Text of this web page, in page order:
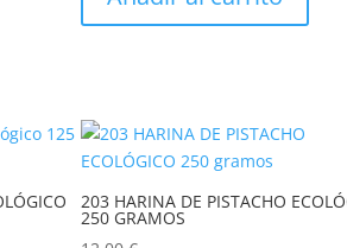
203 HARINA DE PISTACHO
250 GRAMOS